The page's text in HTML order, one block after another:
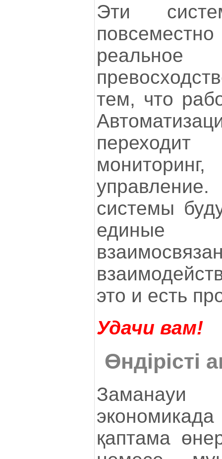
Эти
тем, что
системы
это и есть
Удачи вам!
Өндірісті
Заманауи
қаптама